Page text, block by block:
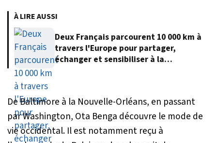
À LIRE AUSSI
Deux Français parcourent 10 000 km à
travers l'Europe pour partager,
échanger et sensibiliser à la
De Baltimore à la Nouvelle-Orléans, en passant
par Washington, Ota Benga découvre le mode de
vie occidental. Il est notamment reçu à